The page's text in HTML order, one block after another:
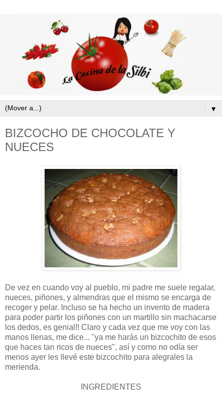
▼
BIZCOCHO DE CHOCOLATE Y
NUECES
De vez en cuando voy al pueblo, mi padre me suele regalar,
nueces, piñones, y almendras que el mismo se encarga de
recoger y pelar. Incluso se ha hecho un invento de madera
para poder partir los piñones con un martillo sin machacarse
los dedos, es genial!! Claro y cada vez que me voy con las
manos llenas, me dice... "ya me harás un bizcochito de esos
que haces tan ricos de nueces", así y como no odía ser
menos ayer les llevé este bizcochito para alegrales la
merienda.
INGREDIENTES